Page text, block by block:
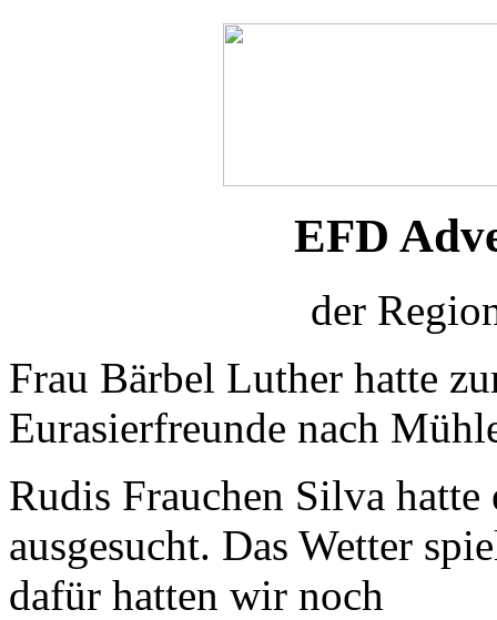
EFD
der
Frau Bärbel Luther hatte
Eurasierfreunde nach
Rudis Frauchen Silva
ausgesucht. Das Wetter
dafür hatten wir noch